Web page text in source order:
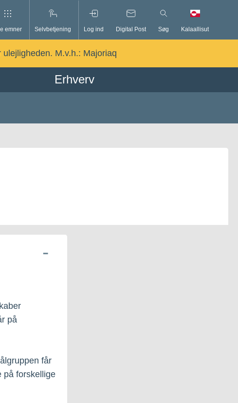
emner Selvbetjening Log ind Digital Post Søg Kalaallisut
M.v.h.: Majoriaq
Erhverv
på
får
på forskellige